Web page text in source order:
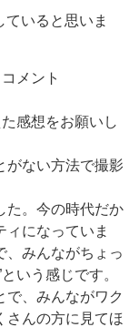
いると思いま
メント
感想をお願いし
がない方法で撮影
た。今の時代だか
ィになっていま
、みんながちょっ
いう感じです。
で、みんながワク
さんの方に見てほ